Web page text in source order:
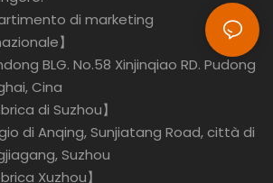
di marketing
】
BLG. No.58 Xinjinqiao RD. Pudong
Cina
di Suzhou】
di Anqing, Sunjiatang Road, città di
Suzhou
Xuzhou】